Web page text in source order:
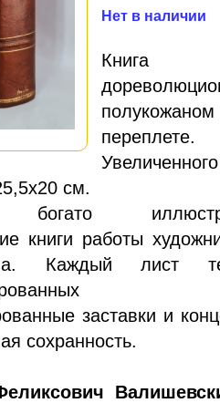
Нет в наличии
полукожаном
переплете.
Увеличенного
см.
богато
книги работы
Каждый лист
заставки и
сохранность.